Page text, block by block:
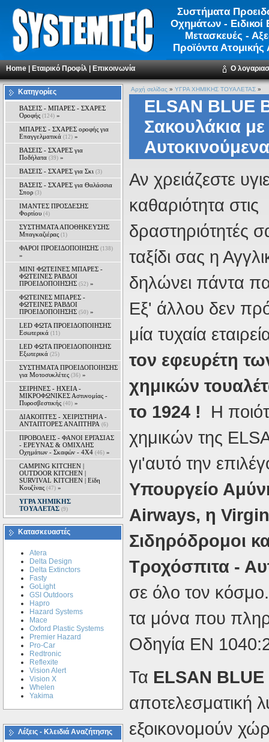
Συστήματα
Οχημάτων - Ειδικοί
Μετασκευές -
Προϊόντα Ατομικής
Home|Εταιρικό Προφίλ|Επικοινωνία Ο
Κατηγορίες
ΒΑΣΕΙΣ - ΜΠΑΡΕΣ - ΣΧΑΡΕΣ
Οροφής (124) »
ΜΠΑΡΕΣ - ΣΧΑΡΕΣ oροφής για
Επαγγελματικά (12) »
ΒΑΣΕΙΣ - ΣΧΑΡΕΣ για
Ποδήλατα (39) »
ΒΑΣΕΙΣ - ΣΧΑΡΕΣ για Σκι (3)
ΒΑΣΕΙΣ - ΣΧΑΡΕΣ για Θαλάσσια
Σπορ (3)
ΙΜΑΝΤΕΣ ΠΡΟΣΔΕΣΗΣ
Φορτίου (4)
ΣΥΣΤΗΜΑΤΑ ΑΠΟΘΗΚΕΥΣΗΣ
Μπαγκαζιέρας (1)
ΦΑΡΟΙ ΠΡΟΕΙΔΟΠΟΙΗΣΗΣ (138)
»
MINI ΦΩΤΕΙΝΕΣ ΜΠΑΡΕΣ -
ΦΩΤΕΙΝΕΣ ΡΑΒΔΟΙ
ΠΡΟΕΙΔΟΠΟΙΗΣΗΣ (52) »
ΦΩΤΕΙΝΕΣ ΜΠΑΡΕΣ -
ΦΩΤΕΙΝΕΣ ΡΑΒΔΟΙ
ΠΡΟΕΙΔΟΠΟΙΗΣΗΣ (50) »
LED ΦΩΤΑ ΠΡΟΕΙΔΟΠΟΙΗΣΗΣ
Εσωτερικά (11)
LED ΦΩΤΑ ΠΡΟΕΙΔΟΠΟΙΗΣΗΣ
Εξωτερικά (25)
ΣΥΣΤΗΜΑΤΑ ΠΡΟΕΙΔΟΠΟΙΗΣΗΣ
για Μοτοσυκλέτες (36) »
ΣΕΙΡΗΝΕΣ - ΗΧΕΙΑ -
ΜΙΚΡΟΦΩΝΙΚΕΣ Αστυνομίας -
Πυροσβεστικής (40) »
ΔΙΑΚΟΠΤΕΣ - XEIΡΙΣΤΗΡΙΑ -
ΑΝΤΑΠΤΟΡΕΣ ΑΝΑΠΤΗΡΑ (6)
ΠΡΟΒΟΛΕΙΣ - ΦΑΝΟΙ ΕΡΓΑΣΙΑΣ
- ΕΡΕΥΝΑΣ & ΟΜΙΧΛΗΣ
Οχημάτων - Σκαφών - 4Χ4 (46) »
CAMPING KITCHEN |
OUTDOOR KITCHEN |
SURVIVAL KITCHEN | Είδη
Κουζίνας (47) »
ΥΓΡΑ ΧΗΜΙΚΗΣ
ΤΟΥΑΛΕΤΑΣ (9)
Κατασκευαστές
Atera
Delta Design
Delta Extinctors
Fasty
GoLight
GSI Outdoors
Hapro
Hazard Systems
Mace
Oxford Plastic Systems
Premier Hazard
Pro-Car
Redtronic
Reflexite
Vision Alert
Vision X
Whelen
Yakima
Λέξεις - Κλειδιά Αναζήτησης
Αρχή σελίδας » ΥΓΡΑ ΧΗΜΙΚΗΣ ΤΟΥΑΛΕΤΑΣ »
ELSAN BLUE
Σακουλάκια
Αν χρειάζεστε
καθαριότητα στις
δραστηριότητές
ταξίδι σας η
δηλώνει πάντα
Εξ' άλλου δεν
μία τυχαία
τον εφευρέτη
χημικών
το 1924 ! Η
χημικών της
γι'αυτό την
Υπουργείο
Airways, η
Σιδηρόδρομοι
Τροχόσπιτα -
σε όλο τον
τα μόνα που
Οδηγία EN
Τα ELSAN
αποτελεσματική
εξοικονομούν